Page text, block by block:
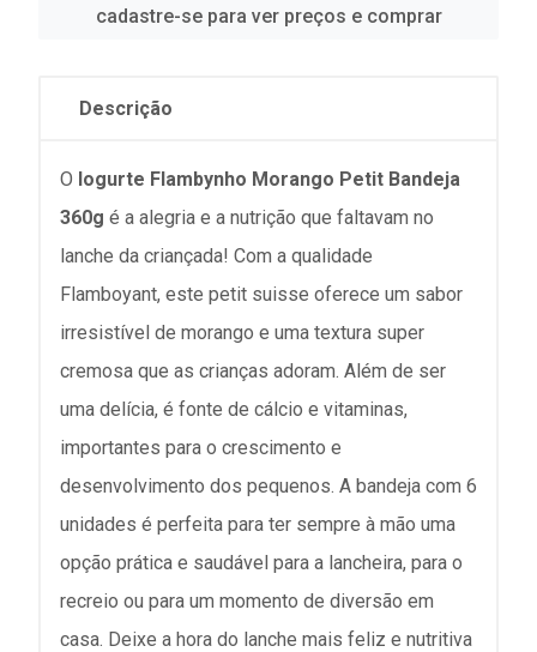
cadastre-se para ver preços e comprar
Descrição
O Iogurte Flambynho Morango Petit Bandeja
360g é a alegria e a nutrição que faltavam no
lanche da criançada! Com a qualidade
Flamboyant, este petit suisse oferece um sabor
irresistível de morango e uma textura super
cremosa que as crianças adoram. Além de ser
uma delícia, é fonte de cálcio e vitaminas,
importantes para o crescimento e
desenvolvimento dos pequenos. A bandeja com 6
unidades é perfeita para ter sempre à mão uma
opção prática e saudável para a lancheira, para o
recreio ou para um momento de diversão em
casa. Deixe a hora do lanche mais feliz e nutritiva